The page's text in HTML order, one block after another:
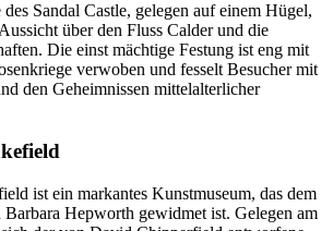
Sandal Castle, gelegen auf einem Hügel,
über den Fluss Calder und die
Die einst mächtige Festung ist eng mit
verwoben und fesselt Besucher mit
den Geheimnissen mittelalterlicher
ist ein markantes Kunstmuseum, das dem
Hepworth gewidmet ist. Gelegen am